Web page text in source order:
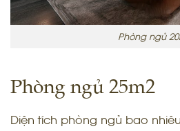
Phòng ngủ
Phòng ngủ 25m2
Diện tích phòng ngủ bao